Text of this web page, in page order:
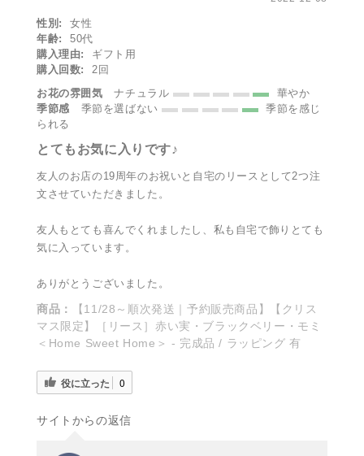
性別:
女性
年齢:
50代
購入理由:
ギフト用
購入回数:
2回
お花の雰囲気
ナチュラル
華やか
季節感
季節を選ばない
季節を感じ
られる
とてもお気に入りです♪
友人のお店の19周年のお祝いと自宅のリースとして2つ注
文させていただきました。
友人もとても喜んでくれましたし、私も自宅で飾りとても
気に入っています。
ありがとうございました。
商品：
【11/28～順次発送｜予約販売商品】【クリス
マス限定】［リース］赤い実・ブラックベリー・モミ
＜Home Sweet Home＞ - 完成品 / ラッピング 有
役に立った 0
サイトからの返信